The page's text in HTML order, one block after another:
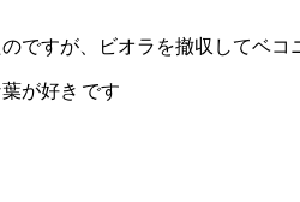
ですが、ビオラを撤収してベコ
が好き です